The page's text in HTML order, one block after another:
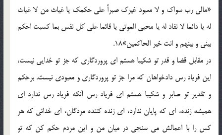
«مالي رب سواک و لا معبود غيرک صبراً علي حکمک يا غياث من لا غياث
له يا دائما لا نفاد له يا محيي الموتي يا قائما علي کل نفس بما کسبت احکم
بيني و بينهم و انت خير الحاکمين»18.
در مقابل قضا و قدر تو شکيبا هستم اي پروردگاري که جز تو خدايي نيست،
اين فرياد رس دادخواهان که مرا جز تو پروردگاري و معبودي نيست. برحکم
و تقدير تو صابر و شکيبا هستم اي فرياد رس آنکه فرياد رس ندارد اي
هميشه زنده، اي که پايان ندارد، اي زنده کننده مردگان، اي خدائي که هر
کس را با اعمالش مي سنجي در ميان من و اين مردم حکم کن که تو